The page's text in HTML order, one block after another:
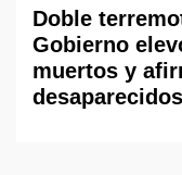
Doble
Gobierno
muertos y
desaparecidos